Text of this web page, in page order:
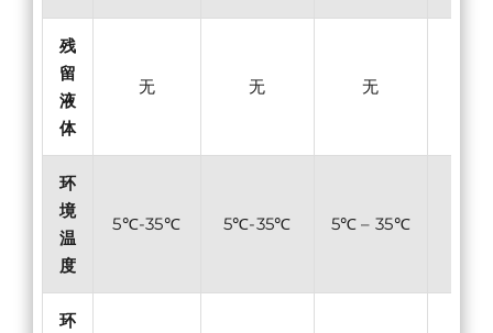
残
留
液
体
无 无 无
环
境
温
度
5℃-35℃ 5℃-35℃ 5℃ – 35℃
环